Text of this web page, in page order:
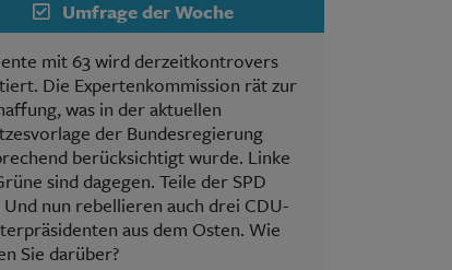
Umfrage der Woche
mit 63 wird derzeitkontrovers
Die Expertenkommission rät zur
was in der aktuellen
der Bundesregierung
berücksichtigt wurde. Linke
sind dagegen. Teile der SPD
Und nun rebellieren auch drei CDU-
aus dem Osten. Wie
Sie darüber?